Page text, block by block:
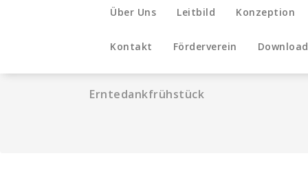
Über Uns Leitbild Konzeption
Kontakt Förderverein
Erntedankfrühstück